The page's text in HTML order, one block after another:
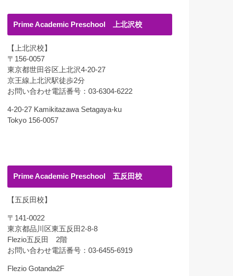
Prime Academic Preschool 上北沢校
【上北沢校】
〒156-0057
東京都世田谷区上北沢4-20-27
京王線上北沢駅徒歩2分
お問い合わせ電話番号：03-6304-6222
4-20-27 Kamikitazawa Setagaya-ku
Tokyo 156-0057
Prime Academic Preschool 五反田校
【五反田校】
〒141-0022
東京都品川区東五反田2-8-8
Flezio五反田 2階
お問い合わせ電話番号：03-6455-6919
Flezio Gotanda2F